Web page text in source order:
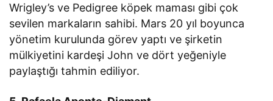
Wrigley’s ve Pedigree köpek maması gibi çok
sevilen markaların sahibi. Mars 20 yıl boyunca
yönetim kurulunda görev yaptı ve şirketin
mülkiyetini kardeşi John ve dört yeğeniyle
paylaştığı tahmin ediliyor.